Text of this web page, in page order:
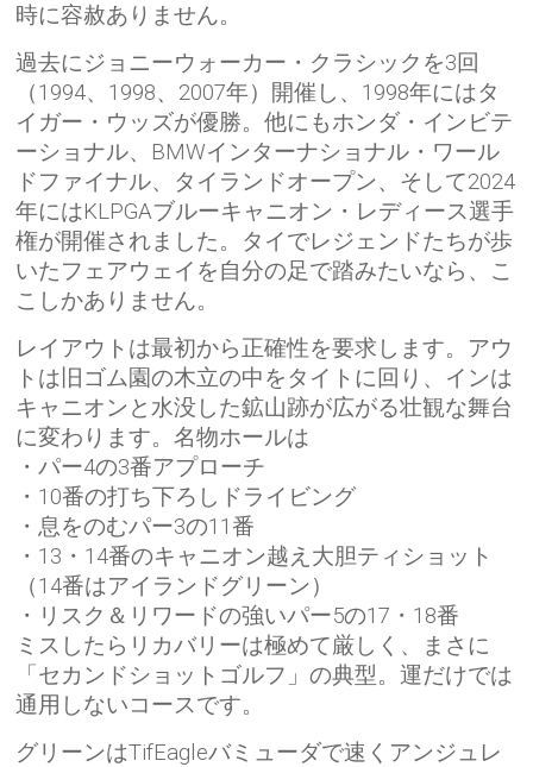
時に容赦ありません。
過去にジョニーウォーカー・クラシックを3回
（1994、1998、2007年）開催し、1998年にはタ
イガー・ウッズが優勝。他にもホンダ・インビテ
ーショナル、BMWインターナショナル・ワール
ドファイナル、タイランドオープン、そして2024
年にはKLPGAブルーキャニオン・レディース選手
権が開催されました。タイでレジェンドたちが歩
いたフェアウェイを自分の足で踏みたいなら、こ
こしかありません。
レイアウトは最初から正確性を要求します。アウ
トは旧ゴム園の木立の中をタイトに回り、インは
キャニオンと水没した鉱山跡が広がる壮観な舞台
に変わります。名物ホールは
・パー4の3番アプローチ
・10番の打ち下ろしドライビング
・息をのむパー3の11番
・13・14番のキャニオン越え大胆ティショット
（14番はアイランドグリーン）
・リスク＆リワードの強いパー5の17・18番
ミスしたらリカバリーは極めて厳しく、まさに
「セカンドショットゴルフ」の典型。運だけでは
通用しないコースです。
グリーンはTifEagleバミューダで速くアンジュレ